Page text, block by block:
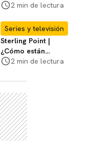
biológico de
decimos
2 min de lectura
Series y televisión
Sterling Point |
¿Cómo están
conectados Annie,
Te explicamos
2 min de lectura